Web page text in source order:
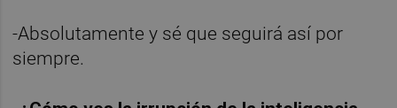
-Absolutamente y sé que seguirá así por
siempre.